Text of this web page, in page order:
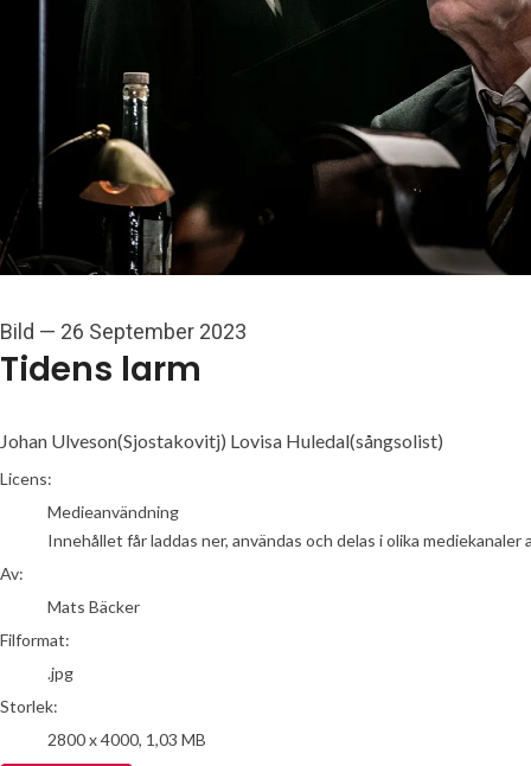
Bild — 26 September 2023
Tidens larm
Johan Ulveson(Sjostakovitj) Lovisa Huledal(sångsolist)
Mats Bäcker
Licens:
Medieanvändning
Innehållet får laddas ner, användas och delas i olika
Av:
Mats Bäcker
Filformat:
.jpg
Storlek:
2800 x 4000, 1,03 MB